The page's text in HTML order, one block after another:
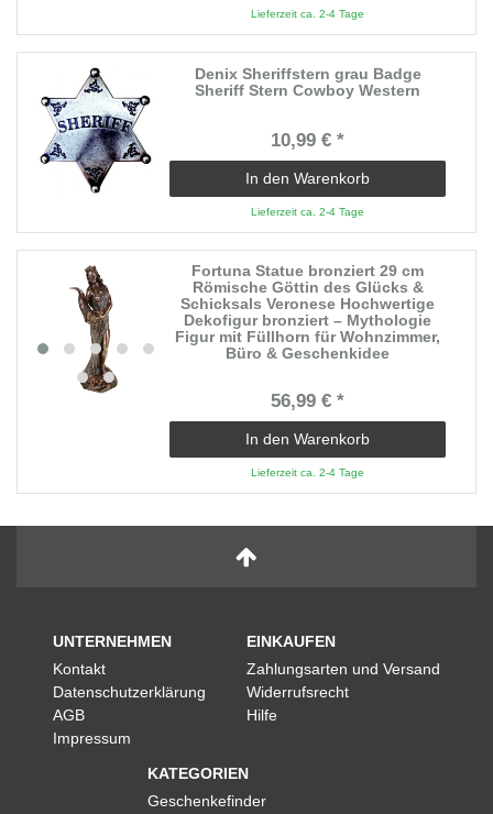
Lieferzeit ca. 2-4 Tage
Denix Sheriffstern grau Badge
Sheriff Stern Cowboy Western
10,99 € *
In den Warenkorb
Lieferzeit ca. 2-4 Tage
Fortuna Statue bronziert 29 cm
Römische Göttin des Glücks &
Schicksals Veronese Hochwertige
Dekofigur bronziert – Mythologie
Figur mit Füllhorn für Wohnzimmer,
Büro & Geschenkidee
56,99 € *
In den Warenkorb
Lieferzeit ca. 2-4 Tage
UNTERNEHMEN
Kontakt
Datenschutzerklärung
AGB
Impressum
EINKAUFEN
Zahlungsarten und Versand
Widerrufsrecht
Hilfe
KATEGORIEN
Geschenkefinder